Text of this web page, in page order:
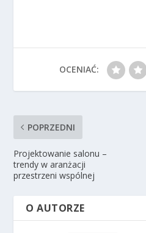
OCENIAĆ:
POPRZEDNI
Projektowanie salonu –
trendy w aranżacji
przestrzeni wspólnej
O AUTORZE